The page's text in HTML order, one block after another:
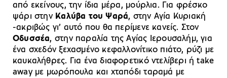
από εκείνους, την ίδια μέρα, μούρλια. Για φρέσκο
ψάρι στηνΚαλύβα του Ψαρά, στην Αγία Κυριακή
-ακριβώς γι’ αυτό που θα περίμενε κανείς. Στον
Οδυσσέα, στην παραλία της Αγίας Ιερουσαλήμ, για
ένα σχεδόν ξεχασμένο κεφαλλονίτικο πιάτο, ρύζι με
καυκαλήθρες. Για ένα διαφορετικό ντελίβερι ή take
away με μωρόπουλα και χταπόδι ταραμά με